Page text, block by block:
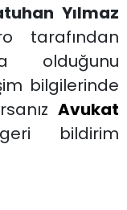
Yılmaz
tarafından
olduğunu
bilgilerinde
Avukat
bildirim